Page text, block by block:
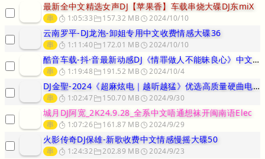
最新全中文精选女声DJ【苹果香】车载串烧大碟DJ东miX
串 1:05:33 157.32 MB 2024/10/10
云南罗平-DJ龙泡-卸姐专用中文收费情感大碟36
串 1:11:40 172.01 MB 2024/10/10
酷音车载-抖·音最新动感DJ《情罪做人不能昧良心》中文车载慢摇靓碟
串 1:19:48 191.52 MB 2024/10/4
DJ金聖-2024《超麻炫电｜越听越猛》优选高质量硬曲电磁炮歌路！
串 1:02:47 150.70 MB 2024/9/30
城月DJ阿宽_2K24.9.28_全系中文唔通想袜开闽南语Elec
串 1:07:26 161.87 MB 2024/9/29
火影传奇DJ保雄-新歌收费中文情感慢摇大碟50
串 1:24:32 202.89 MB 2024/9/23